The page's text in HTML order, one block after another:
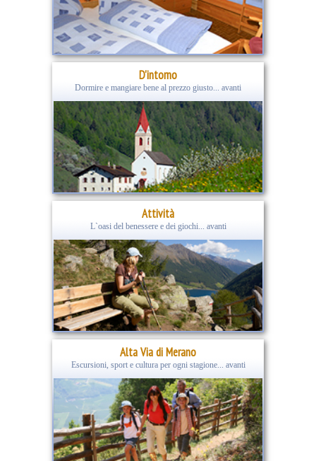
D'intorno
Dormire e mangiare bene al prezzo giusto... avanti
Attività
L`oasi del benessere e dei giochi... avanti
Alta Via di Merano
Escursioni, sport e cultura per ogni stagione... avanti